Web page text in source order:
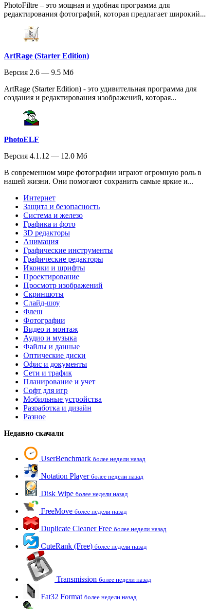
PhotoFiltre – это мощная и удобная программа для
редактирования фотографий, которая предлагает широкий...
ArtRage (Starter Edition)
Версия 2.6 — 9.5 Мб
ArtRage (Starter Edition) - это удивительная программа для
создания и редактирования изображений, которая...
PhotoELF
Версия 4.1.12 — 12.0 Мб
В современном мире фотографии играют огромную роль в
нашей жизни. Они помогают сохранить самые яркие и...
Интернет
Защита и безопасность
Система и железо
Графика и фото
3D редакторы
Анимация
Графические инструменты
Графические редакторы
Иконки и шрифты
Проектирование
Просмотр изображений
Скриншоты
Слайд-шоу
Флеш
Фотографии
Видео и монтаж
Аудио и музыка
Файлы и данные
Оптические диски
Офис и документы
Сети и трафик
Планирование и учет
Софт для игр
Мобильные устройства
Разработка и дизайн
Разное
Недавно скачали
UserBenchmark более недели назад
Notation Player более недели назад
Disk Wipe более недели назад
FreeMove более недели назад
Duplicate Cleaner Free более недели назад
CuteRank (Free) более недели назад
Transmission более недели назад
Fat32 Format более недели назад